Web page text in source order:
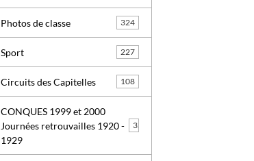
Photos de classe 324
Sport 227
Circuits des Capitelles 108
CONQUES 1999 et 2000
Journées retrouvailles 1920 -
1929
3